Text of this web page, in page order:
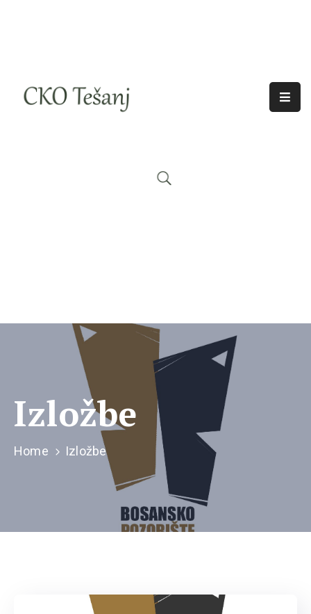
Historija
Izložbe
Home Izložbe